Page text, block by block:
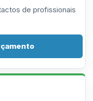
de profissionais